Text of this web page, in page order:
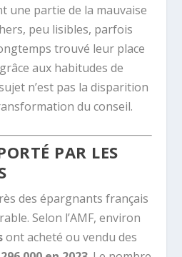
une partie de la mauvaise
peu lisibles, parfois
trouvé leur place
aux habitudes de
n’est pas la disparition
du conseil.
PAR LES
des épargnants français
Selon l’AMF, environ
ont acheté ou vendu des